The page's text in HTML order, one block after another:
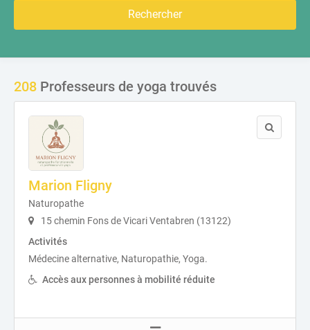
Rechercher
208 Professeurs de yoga trouvés
Marion Fligny
Naturopathe
15 chemin Fons de Vicari Ventabren (13122)
Activités
Médecine alternative, Naturopathie, Yoga.
Accès aux personnes à mobilité réduite